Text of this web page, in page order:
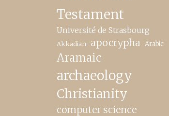
Testament
Université de Strasbourg
Akkadian apocrypha Arabic
Aramaic
archaeology
Christianity
computer science